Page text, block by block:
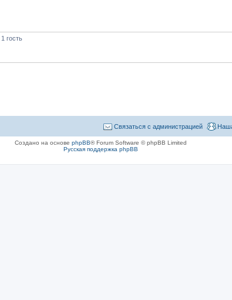
гость
Связаться с администрацией
Создано на основе phpBB® Forum Software © phpBB Limited
Русская поддержка phpBB